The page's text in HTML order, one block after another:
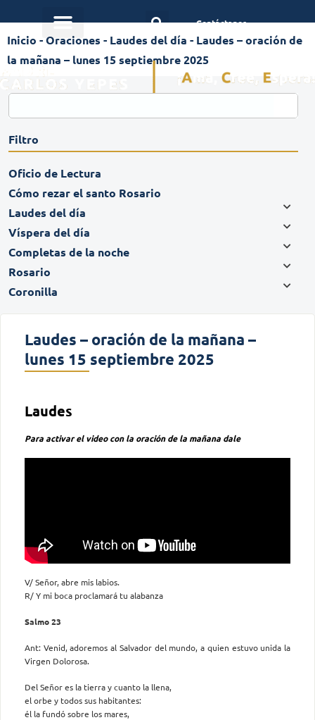
Contáctanos
Inicio -Oraciones - Laudes del día - Laudes – oración de
la mañana – lunes 15 septiembre 2025
Filtro
Oficio de Lectura
Cómo rezar el santo Rosario
Laudes del día
Víspera del día
Completas de la noche
Rosario
Coronilla
Laudes – oración de la mañana –
lunes 15 septiembre 2025
Laudes
Para activar el video con la oración de la mañana dale
V/ Señor, abre mis labios.
R/ Y mi boca proclamará tu alabanza
Salmo 23
Ant: Venid, adoremos al Salvador del mundo, a quien estuvo unida la
Virgen Dolorosa.
Del Señor es la tierra y cuanto la llena,
el orbe y todos sus habitantes:
él la fundó sobre los mares,